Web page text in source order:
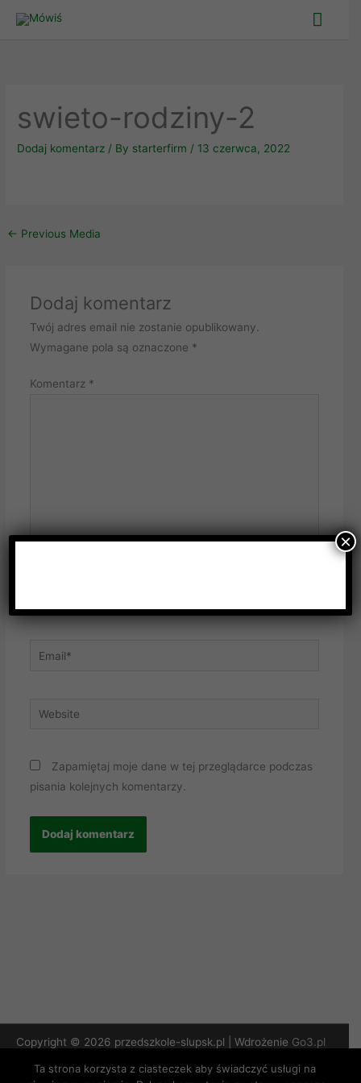
Main
swieto-rodziny-2
Dodaj komentarz / By starterfirm / 13 czerwca, 2022
← Previous Media
Dodaj komentarz
Twój adres email nie zostanie opublikowany.
Wymagane pola są oznaczone *
Komentarz *
Email*
Website
Zapamiętaj moje dane w tej przeglądarce podczas
pisania kolejnych komentarzy.
Copyright © 2026 przedszkole-slupsk.pl | Wdrożenie Go3.pl
Polityka Prywatności
×
Ta strona korzysta z ciasteczek aby świadczyć usługi na